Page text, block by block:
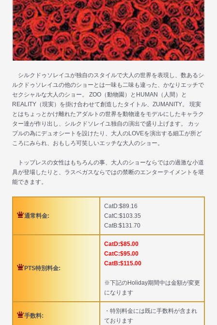
シルクドゥソレイユが独自のスタイルで大人の世界を表現し、数あるシ
ルクドゥソレイユの他のショーとは一味も二味も違った、かなりエッチで
セクシャルな大人のショー。 ZOO（動物園）とHUMAN（人間）と
REALITY（現実）を掛け合わせて創造したタイトル、ZUMANITY。 現実
とはちょっとかけ離れたアダルトの世界を動物達をモデルにしたキャラク
ター達が作り出し、シルクドソレイユ独自の演出で盛り上げます。 カッ
プルの為にデュオシートを設けたり、大人のLOVEを演出する細工が所ど
ころにみられ、おもしろ可笑しいエッチな大人のショー。
トップレスの女性はもちろんの事、大人のショーならではの過激な小道
具が登場したりと、ラスベガスならではの禁断のエンターテイメントを堪
能できます。
通常料金:
CatD:$89.16
CatC:$103.35
CatB:$131.70
PTS特別料金:
CatD:$85.00
CatC:$95.00
CatB:$115.00
※下記のHoliday期間中は金額が変更
になります
手数料:
・特別料金には既に手数料が含まれ
ております